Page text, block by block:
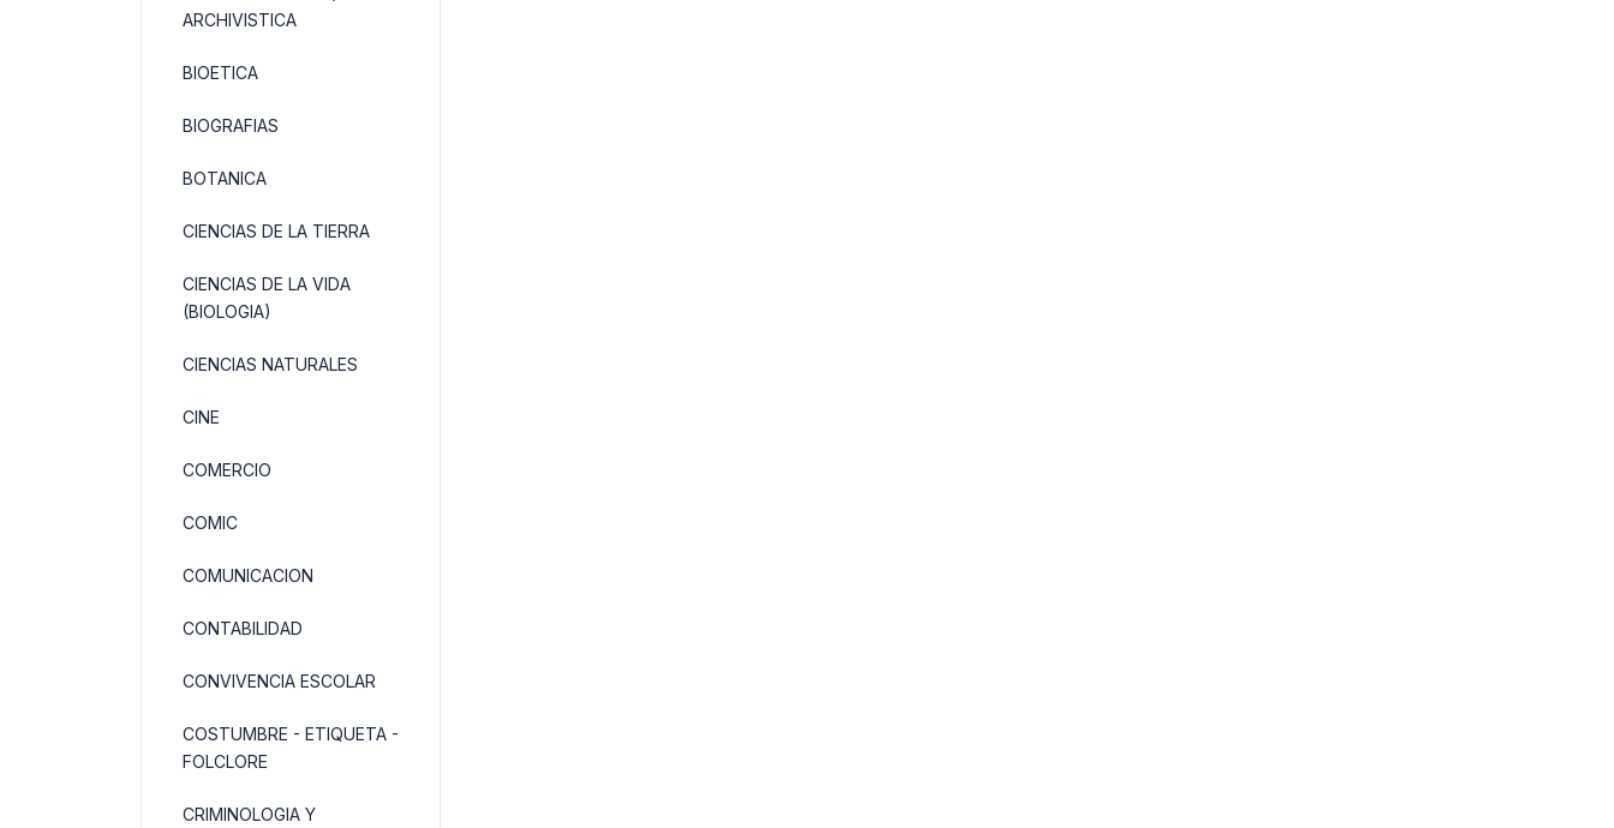
ARCHIVISTICA
BIOETICA
BIOGRAFIAS
BOTANICA
CIENCIAS DE LA TIERRA
CIENCIAS DE LA VIDA
(BIOLOGIA)
CIENCIAS NATURALES
CINE
COMERCIO
COMIC
COMUNICACION
CONTABILIDAD
CONVIVENCIA ESCOLAR
COSTUMBRE - ETIQUETA -
FOLCLORE
CRIMINOLOGIA Y